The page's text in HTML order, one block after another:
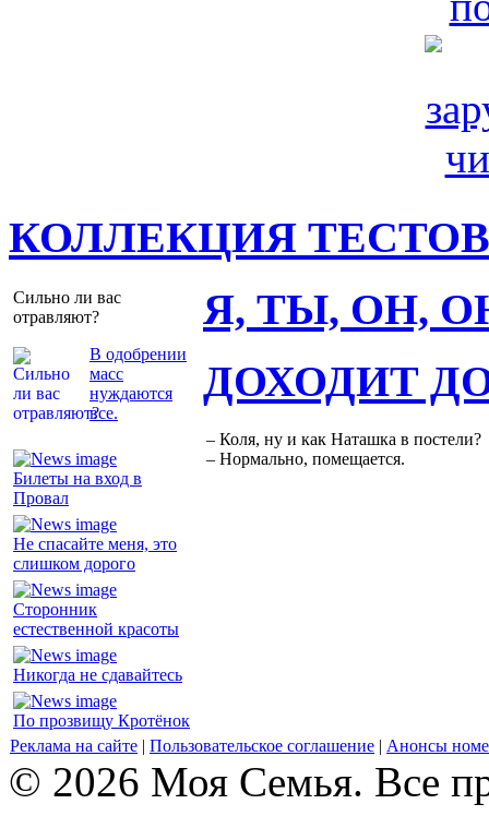
КОЛЛЕКЦИЯ ТЕСТОВ
Сильно ли вас
отравляют?
В одобрении
масс
нуждаются
все.
Я, ТЫ, ОН,
Билеты на вход в
Провал
Не спасайте меня, это
слишком дорого
Сторонник
естественной красоты
Никогда не сдавайтесь
По прозвищу Кротёнок
ДОХОДИТ
– Коля, ну и как Наташка в постели?
– Нормально, помещается.
Реклама на сайте | Пользовательское соглашение | Анонсы
© 2026 Моя Семья. Все